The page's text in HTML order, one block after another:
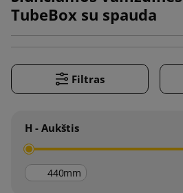
TubeBox su spauda
Filtras
H - Aukštis
mm